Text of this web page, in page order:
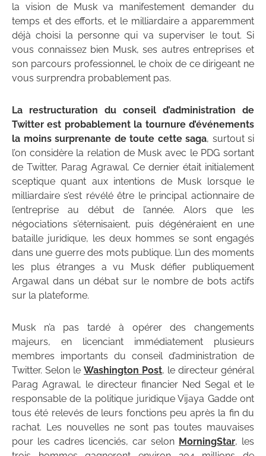
la vision de Musk va manifestement demander du
temps et des efforts, et le milliardaire a apparemment
déjà choisi la personne qui va superviser le tout. Si
vous connaissez bien Musk, ses autres entreprises et
son parcours professionnel, le choix de ce dirigeant ne
vous surprendra probablement pas.
La restructuration du conseil d’administration de
Twitter est probablement la tournure d’événements
la moins surprenante de toute cette saga, surtout si
l’on considère la relation de Musk avec le PDG sortant
de Twitter, Parag Agrawal. Ce dernier était initialement
sceptique quant aux intentions de Musk lorsque le
milliardaire s’est révélé être le principal actionnaire de
l’entreprise au début de l’année. Alors que les
négociations s’éternisaient, puis dégénéraient en une
bataille juridique, les deux hommes se sont engagés
dans une guerre des mots publique. L’un des moments
les plus étranges a vu Musk défier publiquement
Argawal dans un débat sur le nombre de bots actifs
sur la plateforme.
Musk n’a pas tardé à opérer des changements
majeurs, en licenciant immédiatement plusieurs
membres importants du conseil d’administration de
Twitter. Selon le Washington Post, le directeur général
Parag Agrawal, le directeur financier Ned Segal et le
responsable de la politique juridique Vijaya Gadde ont
tous été relevés de leurs fonctions peu après la fin du
rachat. Les nouvelles ne sont pas toutes mauvaises
pour les cadres licenciés, car selon MorningStar, les